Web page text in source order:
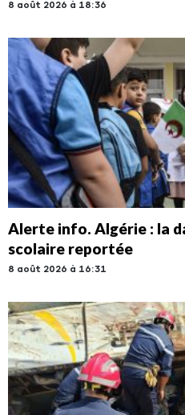
8 août 2026 à 18:36
Alerte info. Algérie : la
scolaire reportée
8 août 2026 à 16:31